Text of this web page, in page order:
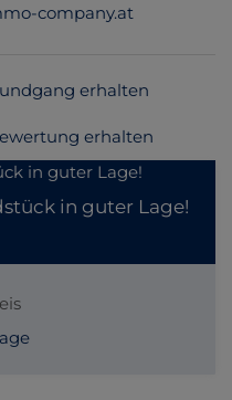
company.at
erhalten
erhalten
in guter Lage!